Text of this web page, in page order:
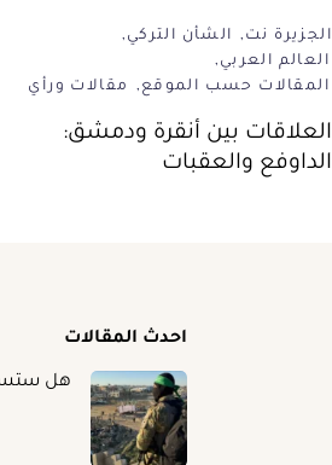
الجزيرة نت
الشأن التركي
العالم العربي
المقالات حسب الموقع
مقالات ورأي
العلاقات بين أنقرة ودمشق:
الداوفع والعقبات
احدث المقالات
هل